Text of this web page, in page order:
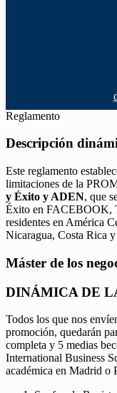
Reglamento
Descripción
Este reglamento
limitaciones de la
y Éxito y ADEN, que
Éxito en
residentes en América
Nicaragua, Costa Rica y
Máster de los
DINÁMICA DE
Todos los que nos
promoción, quedarán
completa y 5 medias
International Business
académica en Madrid o